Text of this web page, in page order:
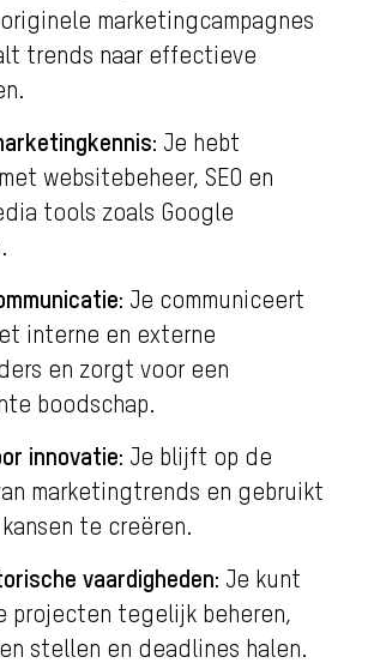
marketingcampagnes
trends naar effectieve
Je hebt
websitebeheer, SEO en
tools zoals Google
Je communiceert
interne en externe
en zorgt voor een
boodschap.
innovatie: Je blijft op de
marketingtrends en gebruikt
te creëren.
vaardigheden: Je kunt
projecten tegelijk beheren,
stellen en deadlines halen.